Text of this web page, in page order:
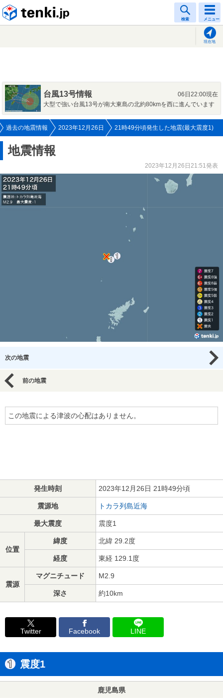
検索 メニュー
現在地
台風13号情報
06日22:00現在
大型で強い台風13号が南大東島の北約80kmを西に進んでいます
過去の地震情報 2023年12月26日 21時49分頃発生した地震(最大震度1)
地震情報
2023年12月26日21:51発表
次の地震
前の地震
この地震による津波の心配はありません。
発生時刻 2023年12月26日 21時49分頃
震源地 トカラ列島近海
最大震度 震度1
位置
緯度 北緯 29.2度
経度 東経 129.1度
震源
マグニチュード M2.9
深さ 約10km
Twitter Facebook LINE
震度1
鹿児島県